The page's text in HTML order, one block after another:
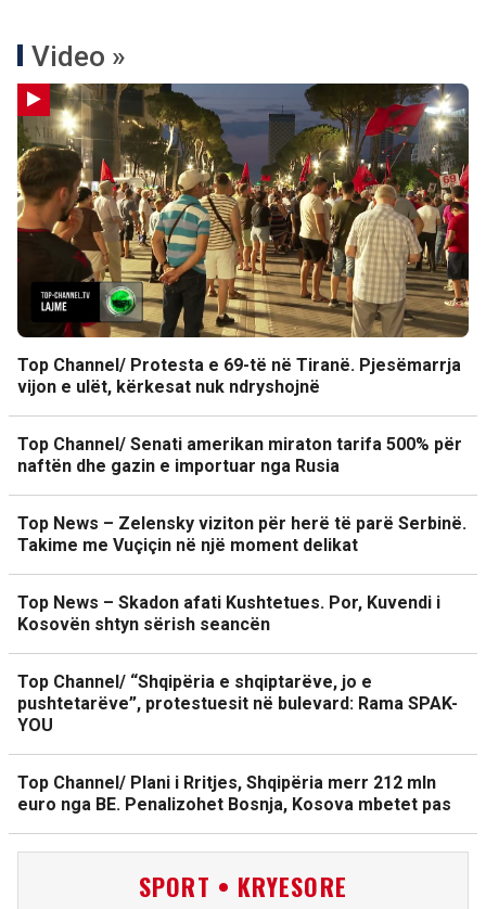
Video »
Top Channel/ Protesta e 69-të në Tiranë. Pjesëmarrja
vijon e ulët, kërkesat nuk ndryshojnë
Top Channel/ Senati amerikan miraton tarifa 500% për
naftën dhe gazin e importuar nga Rusia
Top News – Zelensky viziton për herë të parë Serbinë.
Takime me Vuçiçin në një moment delikat
Top News – Skadon afati Kushtetues. Por, Kuvendi i
Kosovën shtyn sërish seancën
Top Channel/ “Shqipëria e shqiptarëve, jo e
pushtetarëve”, protestuesit në bulevard: Rama SPAK-
YOU
Top Channel/ Plani i Rritjes, Shqipëria merr 212 mln
euro nga BE. Penalizohet Bosnja, Kosova mbetet pas
SPORT • KRYESORE